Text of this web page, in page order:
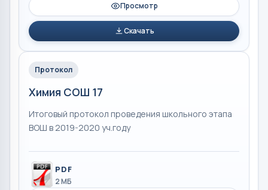
Просмотр
Скачать
Протокол
Химия СОШ 17
Итоговый протокол проведения школьного этапа
ВОШ в 2019-2020 уч.году
PDF
2 МБ